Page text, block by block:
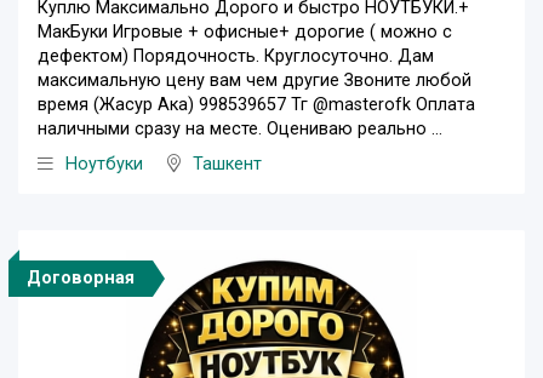
Куплю Максимально Дорого и быстро НОУТБУКИ.+
МакБуки Игровые + офисные+ дорогие ( можно с
дефектом) Порядочность. Круглосуточно. Дам
максимальную цену вам чем другие Звоните любой
время (Жасур Ака) 998539657 Тг @masterofk Оплата
наличными сразу на месте. Оцениваю реально ...
Ноутбуки
Ташкент
Договорная